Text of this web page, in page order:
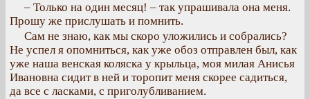
– Только на один месяц! – так упрашивала она меня.
Прошу же прислушать и помнить.
Сам не знаю, как мы скоро уложились и собрались?
Не успел я опомниться, как уже обоз отправлен был, как
уже наша венская коляска у крыльца, моя милая Анисья
Ивановна сидит в ней и торопит меня скорее садиться,
да все с ласками, с приголубливанием.